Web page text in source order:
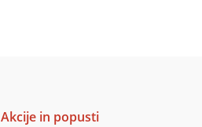
Akcije in popusti